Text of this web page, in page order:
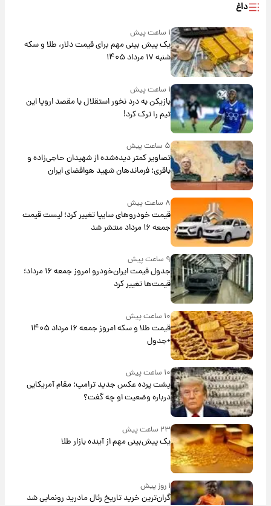
داغ
۱ ساعت پیش
یک پیش ‌بینی مهم برای قیمت دلار، طلا و سکه
شنبه ۱۷ مرداد ۱۴۰۵
۱ ساعت پیش
بازیکن به درد نخور استقلال با مقصد اروپا این
تیم را ترک کرد!
۵ ساعت پیش
تصاویر کمتر دیده‌شده از شهیدان حاجی‌زاده و
باقری؛ فرماندهان شهید هوافضای ایران
۸ ساعت پیش
قیمت خودروهای سایپا تغییر کرد؛ لیست قیمت
جمعه ۱۶ مرداد منتشر شد
۹ ساعت پیش
جدول قیمت ایران‌خودرو امروز جمعه ۱۶ مرداد؛
قیمت‌ها تغییر کرد
۱۰ ساعت پیش
قیمت طلا و سکه امروز جمعه ۱۶ مرداد ۱۴۰۵
+جدول
۱۰ ساعت پیش
پشت پرده عکس جدید ترامپ؛ مقام آمریکایی
درباره وضعیت او چه گفت؟
۲۳ ساعت پیش
یک پیش‌بینی مهم از آینده بازار طلا
۱ روز پیش
گران‌ترین خرید تاریخ رئال مادرید رونمایی شد